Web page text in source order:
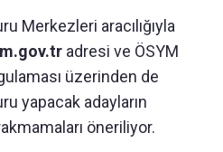
Merkezleri aracılığıyla
adresi ve ÖSYM
üzerinden de
yapacak adayların
öneriliyor.